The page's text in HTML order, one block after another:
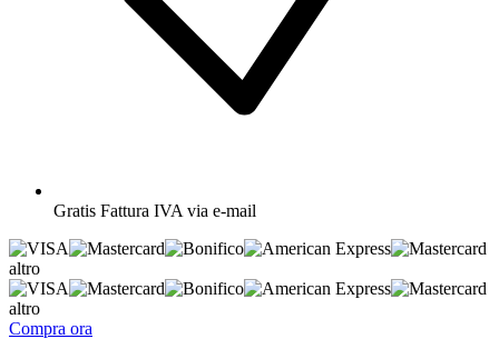
Gratis Fattura IVA via e-mail
altro
altro
Compra ora